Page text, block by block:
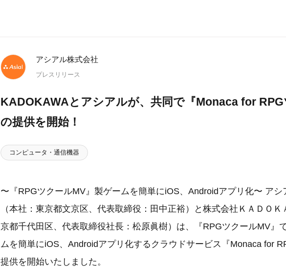
アシアル株式会社
プレスリリース
KADOKAWAとアシアルが、共同で『Monaca for RPG
の提供を開始！
コンピュータ・通信機器
〜『RPGツクールMV』製ゲームを簡単にiOS、Androidアプリ化〜 アシ
（本社：東京都文京区、代表取締役：田中正裕）と株式会社ＫＡＤＯＫ
京都千代田区、代表取締役社長：松原眞樹）は、『RPGツクールMV』
ムを簡単にiOS、Androidアプリ化するクラウドサービス『Monaca for
提供を開始いたしました。